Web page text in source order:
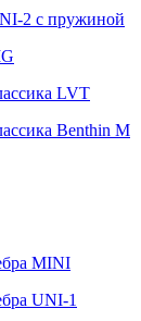
2 с пружиной
LVT
Benthin M
MINI
UNI-1